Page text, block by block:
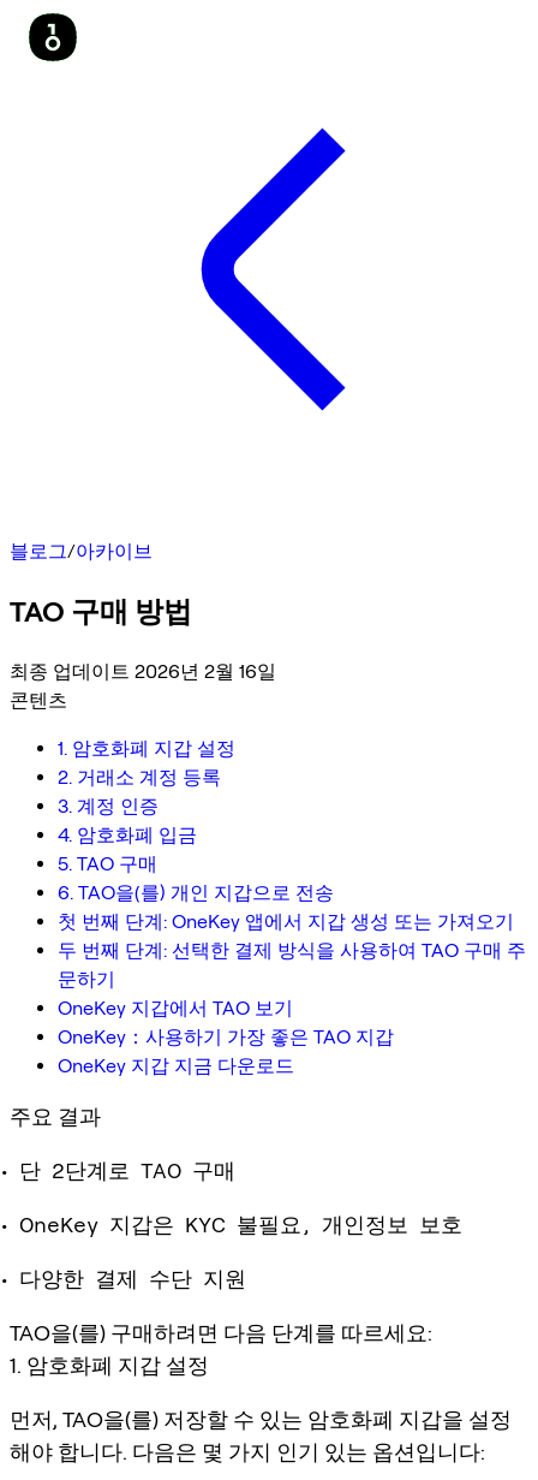
블로그/아카이브
TAO 구매 방법
최종 업데이트 2026년 2월 16일
콘텐츠
1. 암호화폐 지갑 설정
2. 거래소 계정 등록
3. 계정 인증
4. 암호화폐 입금
5. TAO 구매
6. TAO을(를) 개인 지갑으로 전송
첫 번째 단계: OneKey 앱에서 지갑 생성 또는 가져오기
두 번째 단계: 선택한 결제 방식을 사용하여 TAO 구매 주
문하기
OneKey 지갑에서 TAO 보기
OneKey：사용하기 가장 좋은 TAO 지갑
OneKey 지갑 지금 다운로드
주요 결과
단 2단계로 TAO 구매
OneKey 지갑은 KYC 불필요, 개인정보 보호
다양한 결제 수단 지원
TAO을(를) 구매하려면 다음 단계를 따르세요:
1. 암호화폐 지갑 설정
먼저, TAO을(를) 저장할 수 있는 암호화폐 지갑을 설정
해야 합니다. 다음은 몇 가지 인기 있는 옵션입니다: